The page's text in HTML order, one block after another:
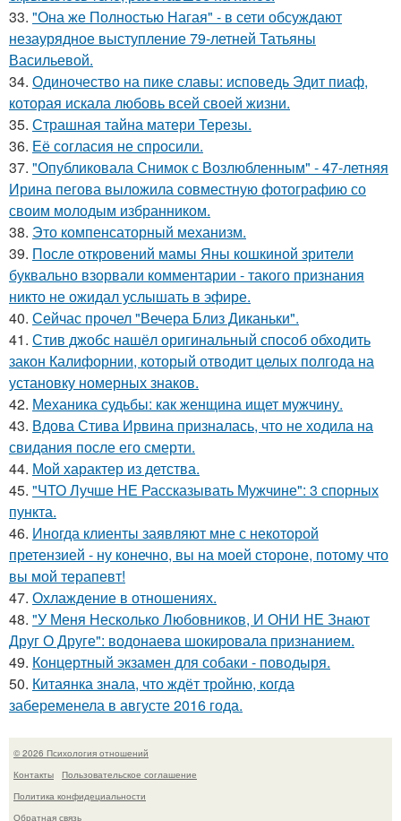
33. "Она же Полностью Нагая" - в сети обсуждают
незаурядное выступление 79-летней Татьяны
Васильевой.
34. Одиночество на пике славы: исповедь Эдит пиаф,
которая искала любовь всей своей жизни.
35. Страшная тайна матери Терезы.
36. Её согласия не спросили.
37. "Опубликовала Снимок с Возлюбленным" - 47-летняя
Ирина пегова выложила совместную фотографию со
своим молодым избранником.
38. Это компенсаторный механизм.
39. После откровений мамы Яны кошкиной зрители
буквально взорвали комментарии - такого признания
никто не ожидал услышать в эфире.
40. Сейчас прочел "Вечера Близ Диканьки".
41. Стив джобс нашёл оригинальный способ обходить
закон Калифорнии, который отводит целых полгода на
установку номерных знаков.
42. Механика судьбы: как женщина ищет мужчину.
43. Вдова Стива Ирвина призналась, что не ходила на
свидания после его смерти.
44. Мой характер из детства.
45. "ЧТО Лучше НЕ Рассказывать Мужчине": 3 спорных
пункта.
46. Иногда клиенты заявляют мне с некоторой
претензией - ну конечно, вы на моей стороне, потому что
вы мой терапевт!
47. Охлаждение в отношениях.
48. "У Меня Несколько Любовников, И ОНИ НЕ Знают
Друг О Друге": водонаева шокировала признанием.
49. Концертный экзамен для собаки - поводыря.
50. Китаянка знала, что ждёт тройню, когда
забеременела в августе 2016 года.
© 2026 Психология отношений
Контакты
Пользовательское соглашение
Политика конфидециальности
Обратная связь